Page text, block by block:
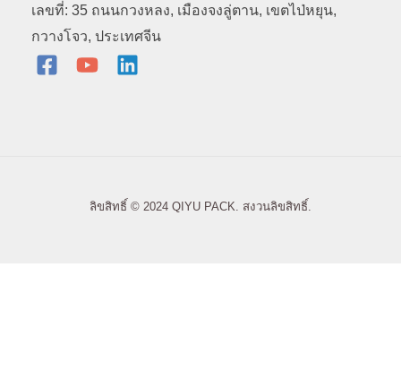
เลขที่: 35 ถนนกวงหลง, เมืองจงลู่ตาน, เขตไป่หยุน,
กวางโจว, ประเทศจีน
ลิขสิทธิ์ © 2024 QIYU PACK. สงวนลิขสิทธิ์.